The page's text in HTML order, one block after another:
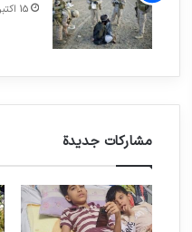
15 اکتبر 2025
مشاركات جديدة